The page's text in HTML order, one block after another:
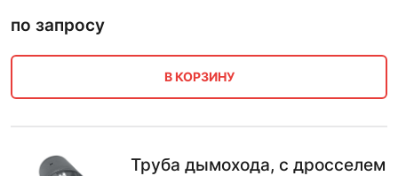
по запросу
В КОРЗИНУ
Труба дымохода, с дросселем